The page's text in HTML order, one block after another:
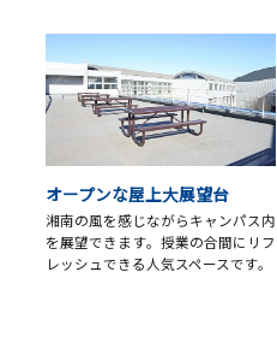
オープンな屋上大展望台
湘南の風を感じながらキャンパス内
を展望できます。授業の合間にリフ
レッシュできる人気スペースです。